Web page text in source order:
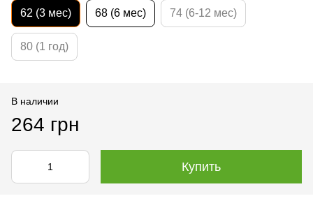
62 (3 мес) 68 (6 мес) 74 (6-12 мес)
80 (1 год)
В наличии
264 грн
Купить